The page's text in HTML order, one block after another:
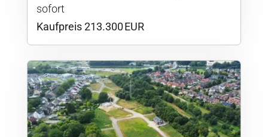
sofort
Kaufpreis 213.300 EUR